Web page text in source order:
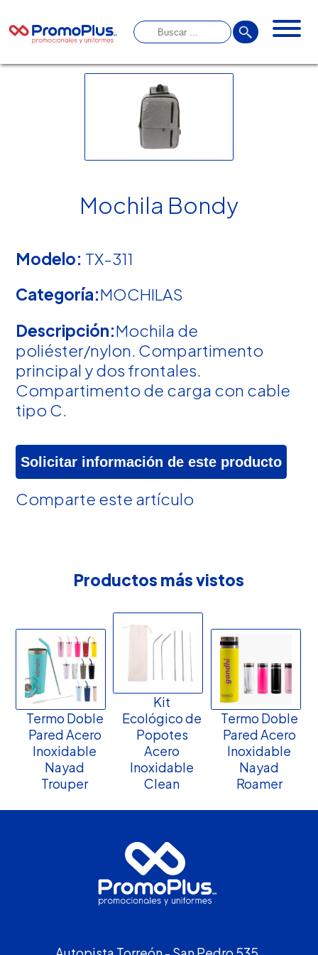
Mochila Bondy
Modelo: TX-311
Categoría:MOCHILAS
Descripción:Mochila de
poliéster/nylon. Compartimento
principal y dos frontales.
Compartimento de carga con cable
tipo C.
Solicitar información de este producto
Comparte este artículo
Productos más vistos
Termo Doble
Pared Acero
Inoxidable
Nayad
Trouper
Kit
Ecológico de
Popotes
Acero
Inoxidable
Clean
Termo Doble
Pared Acero
Inoxidable
Nayad
Roamer